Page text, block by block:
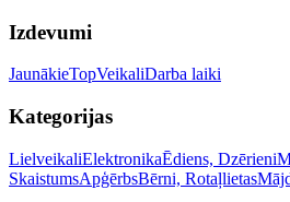
Izdevumi
JaunākieTopVeikaliDarba laiki
Kategorijas
LielveikaliElektronikaĒdiens, Dzērieni
SkaistumsApģērbsBērni, Rotaļlietas